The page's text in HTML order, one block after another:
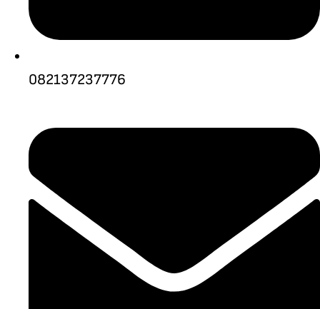
082137237776